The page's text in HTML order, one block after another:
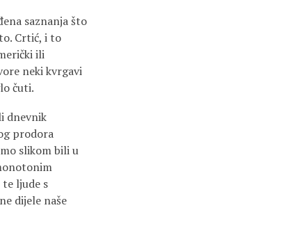
saznanja što
Crtić, i to
ili
neki kvrgavi
čuti.
dnevnik
prodora
slikom bili u
te ljude s
dijele naše